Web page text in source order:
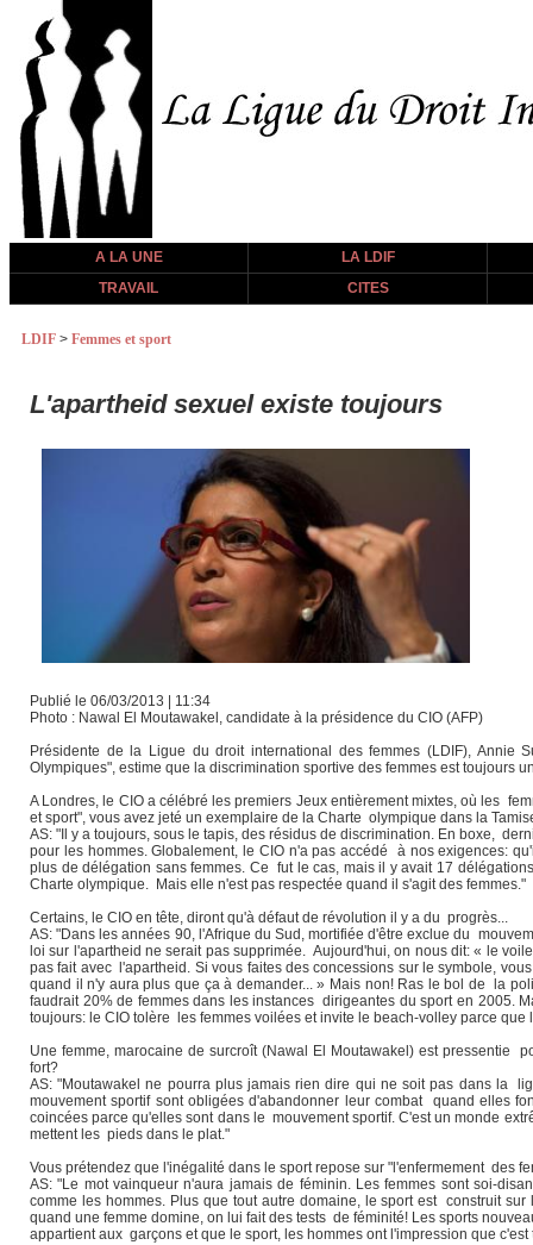
A LA UNE
LA LDIF
TRAVAIL
CITES
LDIF > Femmes et sport
L'apartheid sexuel existe toujours
Publié le 06/03/2013 | 11:34
Photo : Nawal El Moutawakel, candidate à la présidence du CIO (AFP)
Présidente de la Ligue du droit international des femmes (LDIF),
Olympiques", estime que la discrimination sportive des femmes est toujours
A Londres, le CIO a célébré les premiers Jeux entièrement mixtes, où les
et sport", vous avez jeté un exemplaire de la Charte olympique dans la
AS: "Il y a toujours, sous le tapis, des résidus de discrimination. En boxe,
pour les hommes. Globalement, le CIO n'a pas accédé à nos exigences:
plus de délégation sans femmes. Ce fut le cas, mais il y avait 17
Charte olympique. Mais elle n'est pas respectée quand il s'agit des femmes."
Certains, le CIO en tête, diront qu'à défaut de révolution il y a du progrès...
AS: "Dans les années 90, l'Afrique du Sud, mortifiée d'être exclue du
loi sur l'apartheid ne serait pas supprimée. Aujourd'hui, on nous dit: « le
pas fait avec l'apartheid. Si vous faites des concessions sur le symbole,
quand il n'y aura plus que ça à demander... » Mais non! Ras le bol de la
faudrait 20% de femmes dans les instances dirigeantes du sport en 2005.
toujours: le CIO tolère les femmes voilées et invite le beach-volley parce
Une femme, marocaine de surcroît (Nawal El Moutawakel) est pressentie
fort?
AS: "Moutawakel ne pourra plus jamais rien dire qui ne soit pas dans la
mouvement sportif sont obligées d'abandonner leur combat quand elles
coincées parce qu'elles sont dans le mouvement sportif. C'est un monde
mettent les pieds dans le plat."
Vous prétendez que l'inégalité dans le sport repose sur "l'enfermement des
AS: "Le mot vainqueur n'aura jamais de féminin. Les femmes sont soi-
comme les hommes. Plus que tout autre domaine, le sport est construit
quand une femme domine, on lui fait des tests de féminité! Les sports
appartient aux garçons et que le sport, les hommes ont l'impression que